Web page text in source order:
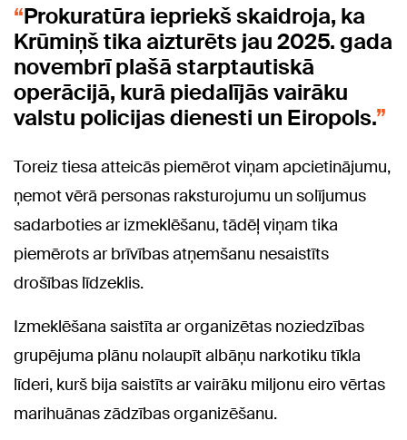
Prokuratūra iepriekš skaidroja, ka
Krūmiņš tika aizturēts jau 2025. gada
novembrī plašā starptautiskā
operācijā, kurā piedalījās vairāku
valstu policijas dienesti un Eiropols.
Toreiz tiesa atteicās piemērot viņam apcietinājumu,
ņemot vērā personas raksturojumu un solījumus
sadarboties ar izmeklēšanu, tādēļ viņam tika
piemērots ar brīvības atņemšanu nesaistīts
drošības līdzeklis.
Izmeklēšana saistīta ar organizētas noziedzības
grupējuma plānu nolaupīt albāņu narkotiku tīkla
līderi, kurš bija saistīts ar vairāku miljonu eiro vērtas
marihuānas zādzības organizēšanu.